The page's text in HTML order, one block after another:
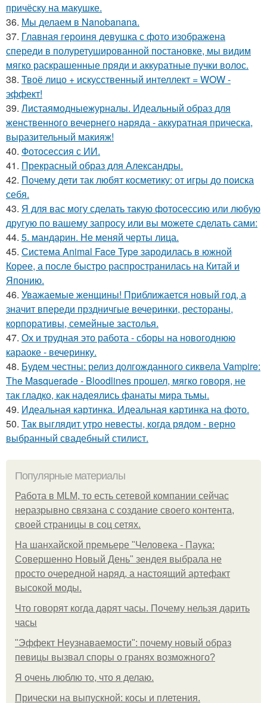
причёску на макушке.
36. Мы делаем в Nanobanana.
37. Главная героиня девушка с фото изображена
спереди в полуретушированной постановке, мы видим
мягко раскрашенные пряди и аккуратные пучки волос.
38. Твоё лицо + искусственный интеллект = WOW -
эффект!
39. Листаямодныежурналы. Идеальный образ для
женственного вечернего наряда - аккуратная прическа,
выразительный макияж!
40. Фотосессия с ИИ.
41. Прекрасный образ для Александры.
42. Почему дети так любят косметику: от игры до поиска
себя.
43. Я для вас могу сделать такую фотосессию или любую
другую по вашему запросу или вы можете сделать сами:
44. 5. мандарин. Не меняй черты лица.
45. Система Animal Face Type зародилась в южной
Корее, а после быстро распространилась на Китай и
Японию.
46. Уважаемые женщины! Приближается новый год, а
значит впереди прздничгые вечеринки, рестораны,
корпоративы, семейные застолья.
47. Ох и трудная это работа - сборы на новогоднюю
караоке - вечеринку.
48. Будем честны: релиз долгожданного сиквела Vampire:
The Masquerade - Bloodlines прошел, мягко говоря, не
так гладко, как надеялись фанаты мира тьмы.
49. Идеальная картинка. Идеальная картинка на фото.
50. Так выглядит утро невесты, когда рядом - верно
выбранный свадебный стилист.
Популярные материалы
Работа в MLM, то есть сетевой компании сейчас
неразрывно связана с создание своего контента,
своей страницы в соц сетях.
На шанхайской премьере "Человека - Паука:
Совершенно Новый День" зендея выбрала не
просто очередной наряд, а настоящий артефакт
высокой моды.
Что говорят когда дарят часы. Почему нельзя дарить
часы
"Эффект Неузнаваемости": почему новый образ
певицы вызвал споры о гранях возможного?
Я очень люблю то, что я делаю.
Прически на выпускной: косы и плетения.